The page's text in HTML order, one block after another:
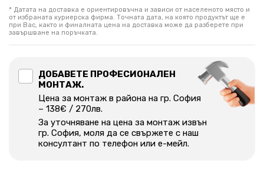
* Датата на доставка е ориентировъчна и зависи от населеното място и
от избраната куриерска фирма. Точната дата, на която продуктът ще е
при Вас, както и финалната цена на доставка може да разберете при
завършване на поръчката.
ДОБАВЕТЕ ПРОФЕСИОНАЛЕН
МОНТАЖ.
Цена за монтаж в района на гр. София
– 138€ / 270лв.
За уточняване на цена за монтаж извън
гр. София, моля да се свържете с наш
консултант по телефон или е-мейл.